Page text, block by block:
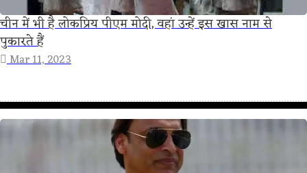
चीन में भी है लोकप्रिय पीएम मोदी, वहां उन्हें इस खास नाम से
पुकारते हैं
Mar 11, 2023